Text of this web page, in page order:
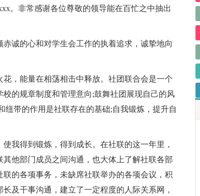
。非常感谢各位尊敬的领导能在百忙之中抽出
诚的心和对学生会工作的执着追求，诚挚地向
，能量在相荡相击中释放。社团联合会是一个
的规章制度和管理意向;鼓舞社团展现自己的风
带的作用是社联存在的基础;自我锻炼，提升自
我得到锻炼，得到成长。在社联的这一年里，
他部门成员之间沟通，也大体上了解社联各部
的各项事务，未缺席社联举办的各项会议，积
及干事沟通，建立了一定程度的人际关系网，